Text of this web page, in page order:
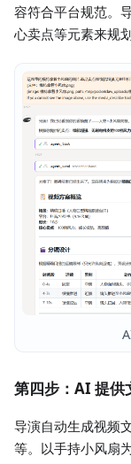
容符合平台规范。
心卖点等元素来规
第四步：AI 提供
导演自动生成视频
等。以手持小风扇